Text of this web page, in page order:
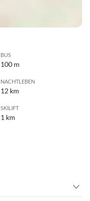
BUS
100 m
NACHTLEBEN
12 km
SKILIFT
1 km